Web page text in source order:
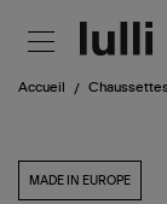
Accueil
MADE IN EUROPE